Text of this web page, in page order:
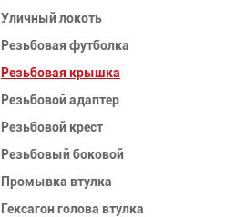
Уличный локоть
Резьбовая футболка
Резьбовая крышка
Резьбовой адаптер
Резьбовой крест
Резьбовый боковой
Промывка втулка
Гексагон голова втулка